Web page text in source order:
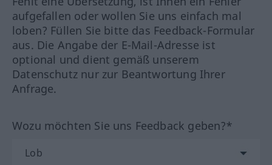
aufgefallen oder wollen Sie uns einfach mal
loben? Füllen Sie bitte das Feedback-Formular
aus. Die Angabe der E-Mail-Adresse ist
optional und dient gemäß unserem
Datenschutz nur zur Beantwortung Ihrer
Anfrage.
Wozu möchten Sie uns Feedback geben?*